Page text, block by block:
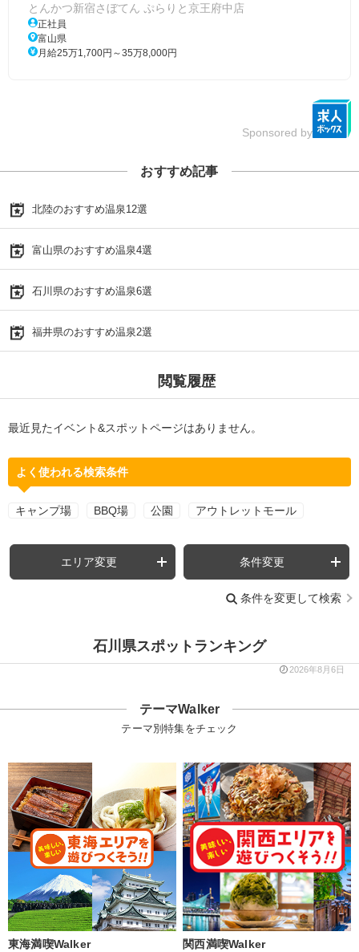
とんかつ新宿さぼてん ぷらりと京王府中店
正社員
富山県
月給25万1,700円～35万8,000円
Sponsored by
おすすめ記事
北陸のおすすめ温泉12選
富山県のおすすめ温泉4選
石川県のおすすめ温泉6選
福井県のおすすめ温泉2選
閲覧履歴
最近見たイベント&スポットページはありません。
よく使われる検索条件
キャンプ場 BBQ場 公園 アウトレットモール
エリア変更 条件変更
条件を変更して検索
石川県スポットランキング
2026年8月6日
テーマWalker
テーマ別特集をチェック
東海満喫Walker 関西満喫Walker